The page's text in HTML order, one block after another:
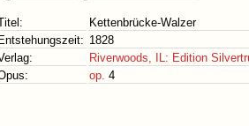
Kettenbrücke-Walzer
Entstehungszeit: 1828
Riverwoods, IL: Edition
op. 4